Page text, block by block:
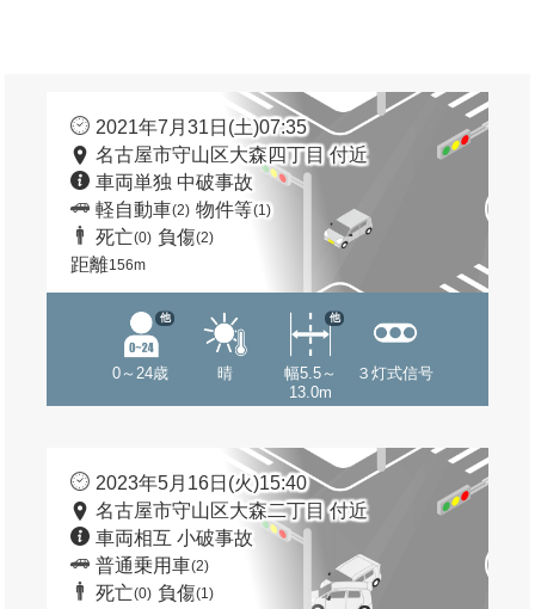
2021年7月31日(土)07:35
名古屋市守山区大森四丁目 付近
車両単独 中破事故
軽自動車(2) 物件等(1)
死亡(0) 負傷(2)
距離156m
0～24歳
他
晴
幅5.5～
13.0m
他
３灯式信号
2023年5月16日(火)15:40
名古屋市守山区大森二丁目 付近
車両相互 小破事故
普通乗用車(2)
死亡(0) 負傷(1)